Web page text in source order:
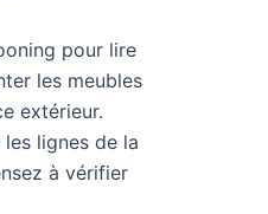
pour lire
les meubles
extérieur.
lignes de la
à vérifier